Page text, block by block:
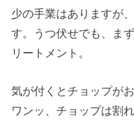
少の手業はありますが
す。うつ伏せでも、ま
リートメント。
気が付くとチョップが
ワンッ、チョップは割